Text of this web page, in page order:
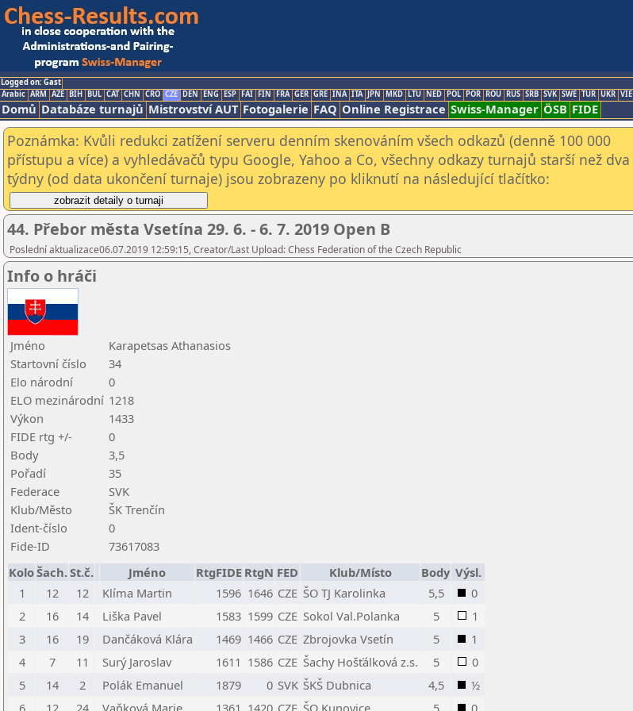
Logged on: Gast
Arabic ARM AZE BIH BUL CAT CHN CRO CZE DEN ENG ESP FAI FIN FRA GER GRE INA ITA JPN MKD LTU NED POL POR ROU RUS SRB SVK SWE TUR UKR VIE
Domů Databáze turnajů Mistrovství AUT Fotogalerie FAQ Online Registrace Swiss-Manager ÖSB FIDE
Poznámka: Kvůli redukci zatížení serveru denním skenováním všech odkazů (denně 100 000
přístupu a více) a vyhledávačů typu Google, Yahoo a Co, všechny odkazy turnajů starší než dva
týdny (od data ukončení turnaje) jsou zobrazeny po kliknutí na následující tlačítko:
44. Přebor města Vsetína 29. 6. - 6. 7. 2019 Open B
Poslední aktualizace06.07.2019 12:59:15, Creator/Last Upload: Chess Federation of the Czech Republic
Info o hráči
Jméno
Karapetsas Athanasios
Startovní číslo
34
Elo národní
0
ELO mezinárodní 1218
Výkon
1433
FIDE rtg +/-
0
Body
3,5
Pořadí
35
Federace
SVK
Klub/Město
ŠK Trenčín
Ident-číslo
0
Fide-ID
73617083
KoloŠach.St.č. Jméno RtgFIDE RtgN FED Klub/Místo Body Výsl.
1
12 12 Klíma Martin 1596 1646 CZE ŠO TJ Karolinka 5,5
0
2
16 14 Liška Pavel 1583 1599 CZE Sokol Val.Polanka 5
1
3
16 19 Dančáková Klára 1469 1466 CZE Zbrojovka Vsetín 5
1
4
7 11 Surý Jaroslav 1611 1586 CZE Šachy Hošťálková z.s. 5
0
5
14 2 Polák Emanuel 1879 0 SVK ŠKŠ Dubnica 4,5
½
6
12 24 Vaňková Marie 1361 1420 CZE ŠO Kunovice 5 0